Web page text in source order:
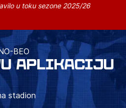
u toku sezone 2025/26
BEO
APLIKACIJU
stadion